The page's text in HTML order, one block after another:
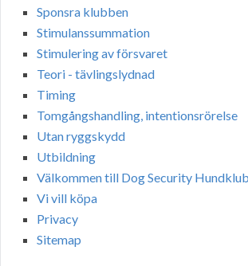
Sponsra klubben
Stimulanssummation
Stimulering av försvaret
Teori - tävlingslydnad
Timing
Tomgångshandling, intentionsrörelse
Utan ryggskydd
Utbildning
Välkommen till Dog Security
Vi vill köpa
Privacy
Sitemap